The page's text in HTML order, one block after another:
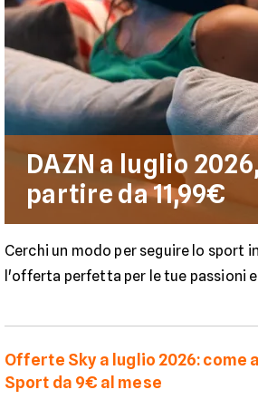
DAZN a luglio
partire da 11,99€
Cerchi un modo per seguire lo sport
l'offerta perfetta per le tue passioni
Offerte Sky a luglio 2026: come
Sport da 9€ al mese